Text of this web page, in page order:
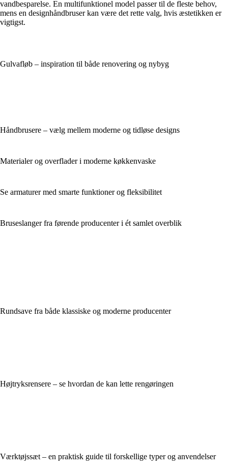
vandbesparelse. En multifunktionel model passer til de fleste behov,
mens en designhåndbruser kan være det rette valg, hvis æstetikken er
vigtigst.
Gulvafløb – inspiration til både renovering og nybyg
Håndbrusere – vælg mellem moderne og tidløse designs
Materialer og overflader i moderne køkkenvaske
Se armaturer med smarte funktioner og fleksibilitet
Bruseslanger fra førende producenter i ét samlet overblik
Rundsave fra både klassiske og moderne producenter
Højtryksrensere – se hvordan de kan lette rengøringen
Værktøjssæt – en praktisk guide til forskellige typer og anvendelser